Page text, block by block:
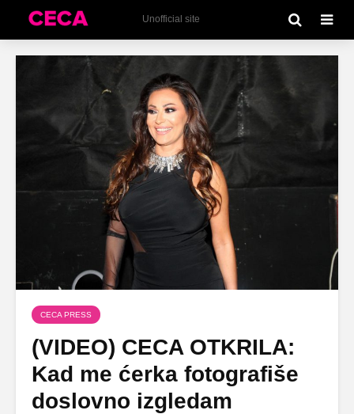
Unofficial site
CECA PRESS
(VIDEO) CECA OTKRILA:
Kad me ćerka fotografiše
doslovno izgledam